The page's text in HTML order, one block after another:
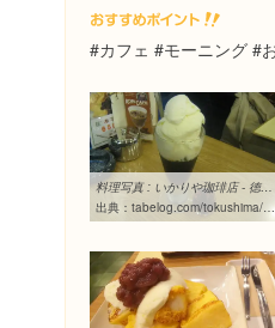
#カフェ #モーニング #
料理写真 : いかりや珈琲店 - 徳島/喫茶店 [食べログ]
出典： tabelog.com/tokushima/A3601/A360101/36002624/dtlphotolst/1/smp2